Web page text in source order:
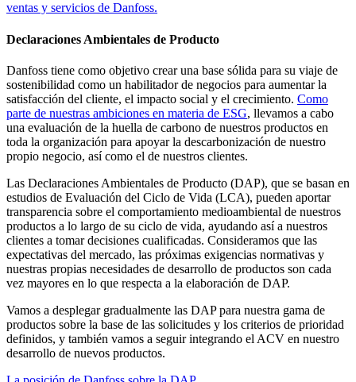
ventas y servicios de Danfoss.
Declaraciones Ambientales de Producto
Danfoss tiene como objetivo crear una base sólida para su viaje de
sostenibilidad como un habilitador de negocios para aumentar la
satisfacción del cliente, el impacto social y el crecimiento. Como
parte de nuestras ambiciones en materia de ESG, llevamos a cabo
una evaluación de la huella de carbono de nuestros productos en
toda la organización para apoyar la descarbonización de nuestro
propio negocio, así como el de nuestros clientes.
Las Declaraciones Ambientales de Producto (DAP), que se basan en
estudios de Evaluación del Ciclo de Vida (LCA), pueden aportar
transparencia sobre el comportamiento medioambiental de nuestros
productos a lo largo de su ciclo de vida, ayudando así a nuestros
clientes a tomar decisiones cualificadas. Consideramos que las
expectativas del mercado, las próximas exigencias normativas y
nuestras propias necesidades de desarrollo de productos son cada
vez mayores en lo que respecta a la elaboración de DAP.
Vamos a desplegar gradualmente las DAP para nuestra gama de
productos sobre la base de las solicitudes y los criterios de prioridad
definidos, y también vamos a seguir integrando el ACV en nuestro
desarrollo de nuevos productos.